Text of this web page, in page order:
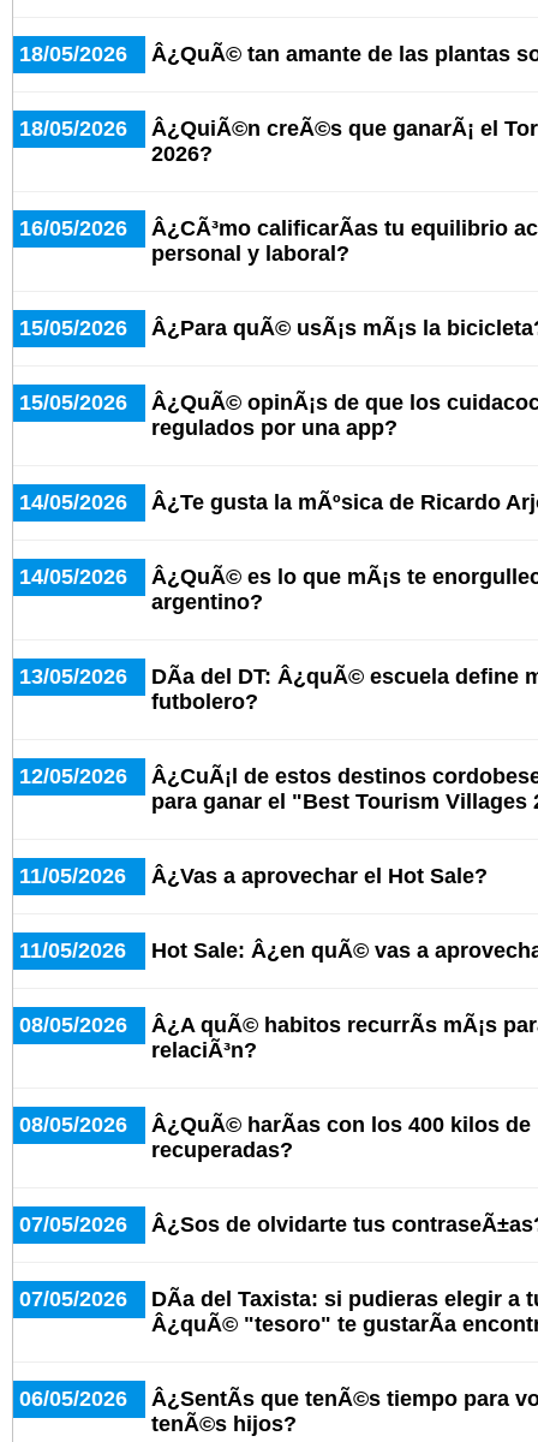
18/05/2026 Â¿QuÃ© tan amante de las plantas
18/05/2026
Â¿QuiÃ©n creÃ©s que ganarÃ¡ el
2026?
16/05/2026
Â¿CÃ³mo calificarÃ­as tu equilibrio
personal y laboral?
15/05/2026 Â¿Para quÃ© usÃ¡s mÃ¡s la
15/05/2026
Â¿QuÃ© opinÃ¡s de que los
regulados por una app?
14/05/2026 Â¿Te gusta la mÃºsica de Ricardo
14/05/2026
Â¿QuÃ© es lo que mÃ¡s te
argentino?
13/05/2026
DÃ­a del DT: Â¿quÃ© escuela define
futbolero?
12/05/2026
Â¿CuÃ¡l de estos destinos
para ganar el "Best Tourism Villages
11/05/2026 Â¿Vas a aprovechar el Hot Sale?
11/05/2026 Hot Sale: Â¿en quÃ© vas a
08/05/2026
Â¿A quÃ© habitos recurrÃ­s mÃ¡s
relaciÃ³n?
08/05/2026
Â¿QuÃ© harÃ­as con los 400 kilos de
recuperadas?
07/05/2026 Â¿Sos de olvidarte tus
07/05/2026
DÃ­a del Taxista: si pudieras elegir a
Â¿quÃ© "tesoro" te gustarÃ­a
06/05/2026
Â¿SentÃ­s que tenÃ©s tiempo para
tenÃ©s hijos?